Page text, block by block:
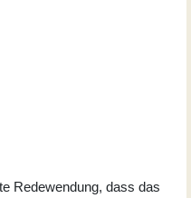
Redewendung, dass das